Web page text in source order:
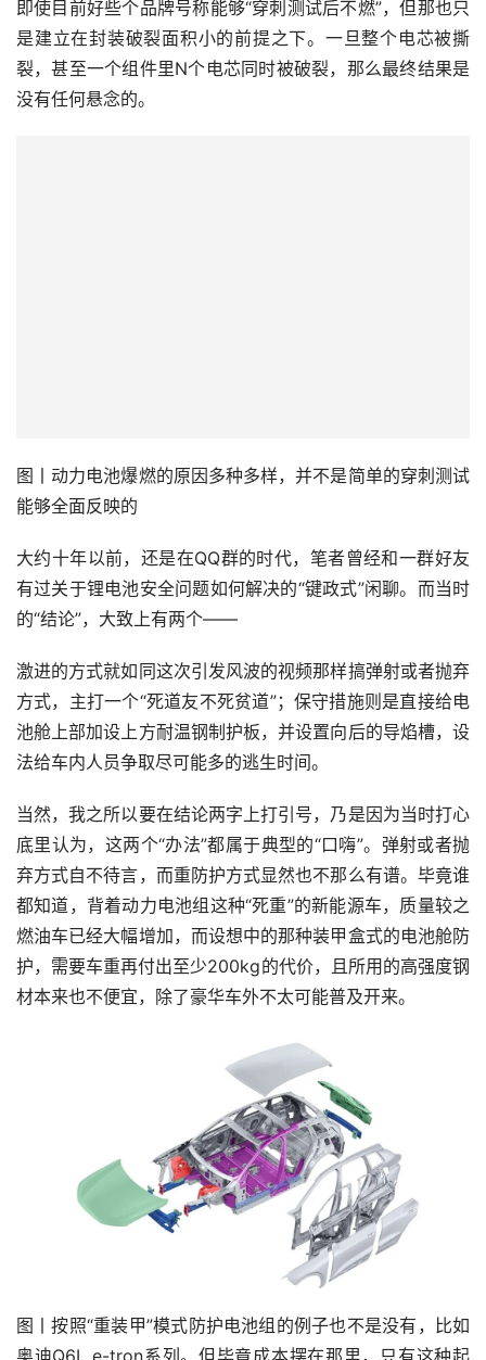
即使目前好些个品牌号称能够“穿刺测试后不燃”，但那也只
是建立在封装破裂面积小的前提之下。一旦整个电芯被撕
裂，甚至一个组件里N个电芯同时被破裂，那么最终结果是
没有任何悬念的。
图丨动力电池爆燃的原因多种多样，并不是简单的穿刺测试
能够全面反映的
大约十年以前，还是在QQ群的时代，笔者曾经和一群好友
有过关于锂电池安全问题如何解决的“键政式”闲聊。而当时
的“结论”，大致上有两个——
激进的方式就如同这次引发风波的视频那样搞弹射或者抛弃
方式，主打一个“死道友不死贫道”；保守措施则是直接给电
池舱上部加设上方耐温钢制护板，并设置向后的导焰槽，设
法给车内人员争取尽可能多的逃生时间。
当然，我之所以要在结论两字上打引号，乃是因为当时打心
底里认为，这两个“办法”都属于典型的“口嗨”。弹射或者抛
弃方式自不待言，而重防护方式显然也不那么有谱。毕竟谁
都知道，背着动力电池组这种“死重”的新能源车，质量较之
燃油车已经大幅增加，而设想中的那种装甲盒式的电池舱防
护，需要车重再付出至少200kg的代价，且所用的高强度钢
材本来也不便宜，除了豪华车外不太可能普及开来。
图丨按照“重装甲”模式防护电池组的例子也不是没有，比如